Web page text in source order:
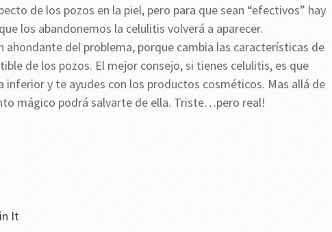
de los pozos en la piel, pero para que sean “efectivos” hay
los abandonemos la celulitis volverá a aparecer.
ahondante del problema, porque cambia las características de
de los pozos. El mejor consejo, si tienes celulitis, es que
y te ayudes con los productos cosméticos. Mas allá de
mágico podrá salvarte de ella. Triste…pero real!
It